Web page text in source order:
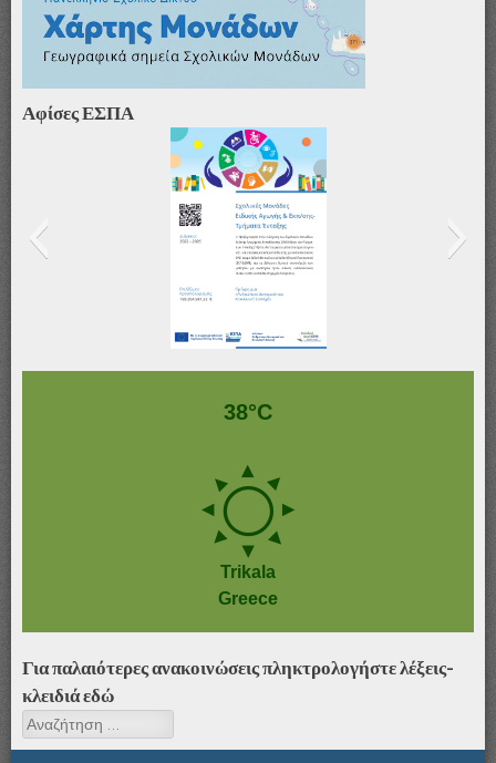
Αφίσες ΕΣΠΑ
38°C
Trikala
Greece
Για παλαιότερες ανακοινώσεις πληκτρολογήστε λέξεις-
κλειδιά εδώ
Αναζήτηση